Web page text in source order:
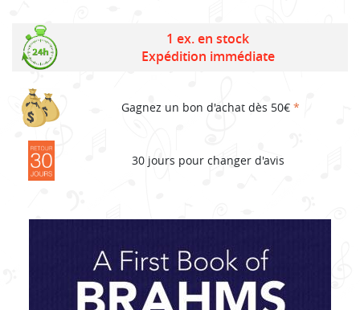
1 ex. en stock
Expédition immédiate
Gagnez un bon d'achat dès 50€ *
30 jours pour changer d'avis